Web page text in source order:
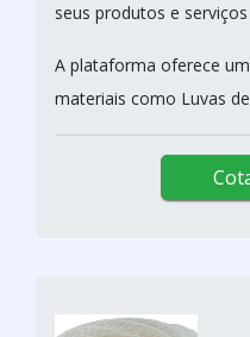
seus produtos e
A plataforma oferece
materiais como Luvas